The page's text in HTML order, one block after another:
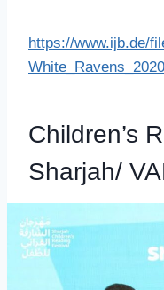
https://www.ijb.de/
Children’s
Sharjah/